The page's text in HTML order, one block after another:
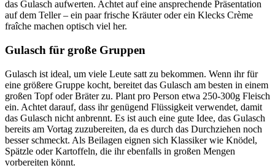
das Gulasch aufwerten. Achtet auf eine ansprechende Präsentation
auf dem Teller – ein paar frische Kräuter oder ein Klecks Crème
fraîche machen optisch viel her.
Gulasch für große Gruppen
Gulasch ist ideal, um viele Leute satt zu bekommen. Wenn ihr für
eine größere Gruppe kocht, bereitet das Gulasch am besten in einem
großen Topf oder Bräter zu. Plant pro Person etwa 250-300g Fleisch
ein. Achtet darauf, dass ihr genügend Flüssigkeit verwendet, damit
das Gulasch nicht anbrennt. Es ist auch eine gute Idee, das Gulasch
bereits am Vortag zuzubereiten, da es durch das Durchziehen noch
besser schmeckt. Als Beilagen eignen sich Klassiker wie Knödel,
Spätzle oder Kartoffeln, die ihr ebenfalls in großen Mengen
vorbereiten könnt.